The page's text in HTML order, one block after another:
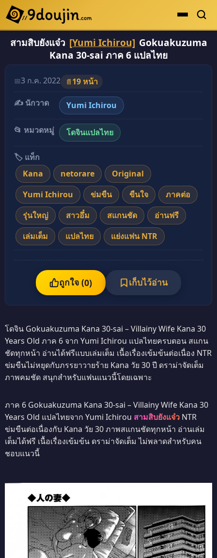
ดูเยอะสุด
คะแนนเยอะสุด
ระดับตำนาน
ยอดนิยม
เรื่องที่เก็บไว้
สามสิบยังแจ๋ว [Yumi Ichirou] Gokuakuzuma
Kana 30-sai ภาค 6 แปลไทย
📅3 ก.ค. 2022 📄 19 หน้า
✍️ นักวาด
Yumi Ichirou
📂 หมวดหมู่ โดจินแปลไทย
🏷️ แท็ก
Kana
netorare
Original
Yumi Ichirou
ข่มขืน ขืนใจ
ภาคต่อ
รุ่นใหญ่
สาวอึ๋ม สแกนชัด
อ่านฟรี
เล่มเต็ม
แปลไทย แย่งแฟน NTR
ถูกใจ (0) เก็บไว้อ่าน
โดจิน Gokuakuzuma Kana 30-sai – Villainy Wife Kana 30
Years Old ภาค 6 จาก Yumi Ichirou แปลไทยครบตอน สแกน
ชัดทุกหน้า อ่านได้ฟรีแบบเล่มเต็ม เนื้อเรื่องเข้มข้นต่อเนื่อง NTR
ข่มขืนไม่หยุดกับภรรยาวายร้าย Kana วัย 30 ปี ดราม่าจัดเต็ม
ภาพคมชัด สนุกสำหรับแฟนแนวนี้โดยเฉพาะ
ภาค 6 Gokuakuzuma Kana 30-sai – Villainy Wife Kana 30
Years Old แปลไทยจาก Yumi Ichirou สามสิบยังแจ๋ว NTR
ข่มขืนต่อเนื่องกับ Kana วัย 30 ภาพสแกนชัดทุกหน้า อ่านเล่ม
เต็มได้ฟรี เนื้อเรื่องเข้มข้น ดราม่าจัดเต็ม ไม่พลาดสำหรับคน
ชอบแนวนี้